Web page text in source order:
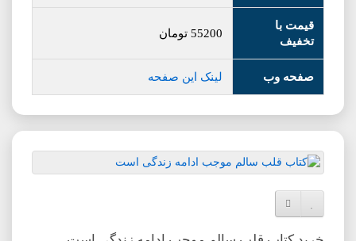
قیمت با
تخفیف
55200 تومان
صفحه وب لینک این صفحه
افزودن به لیست دلخواه